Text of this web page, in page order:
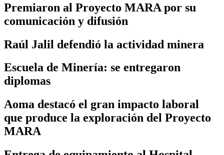
Premiaron al Proyecto MARA por su
comunicación y difusión
Raúl Jalil defendió la actividad minera
Escuela de Minería: se entregaron
diplomas
Aoma destacó el gran impacto laboral
que produce la exploración del Proyecto
MARA